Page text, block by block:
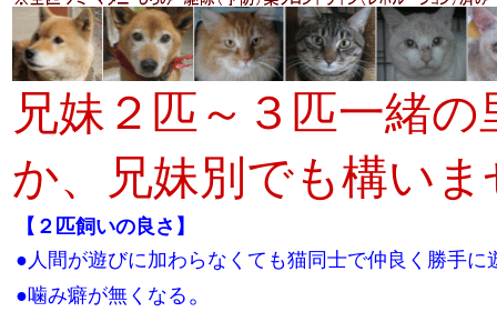
兄妹 ２匹～３匹一緒
か、兄妹別でも構い
【２匹飼いの良さ】
●人間が遊びに加わらなくても猫同士で仲良く勝手に
●噛み癖が無くなる 。